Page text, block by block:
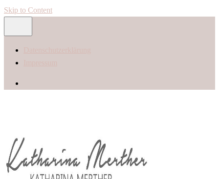
Skip to Content